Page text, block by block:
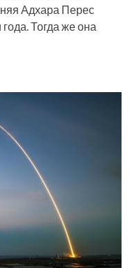
Адхара Перес
Тогда же она